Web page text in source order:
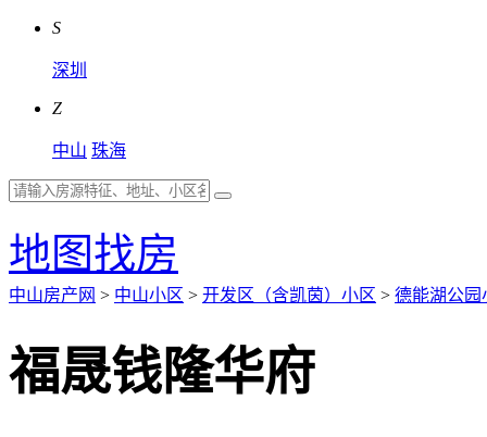
S
深圳
Z
中山 珠海
地图找房
中山房产网 > 中山小区 > 开发区（含凯茵）小区 > 德能湖公园
福晟钱隆华府